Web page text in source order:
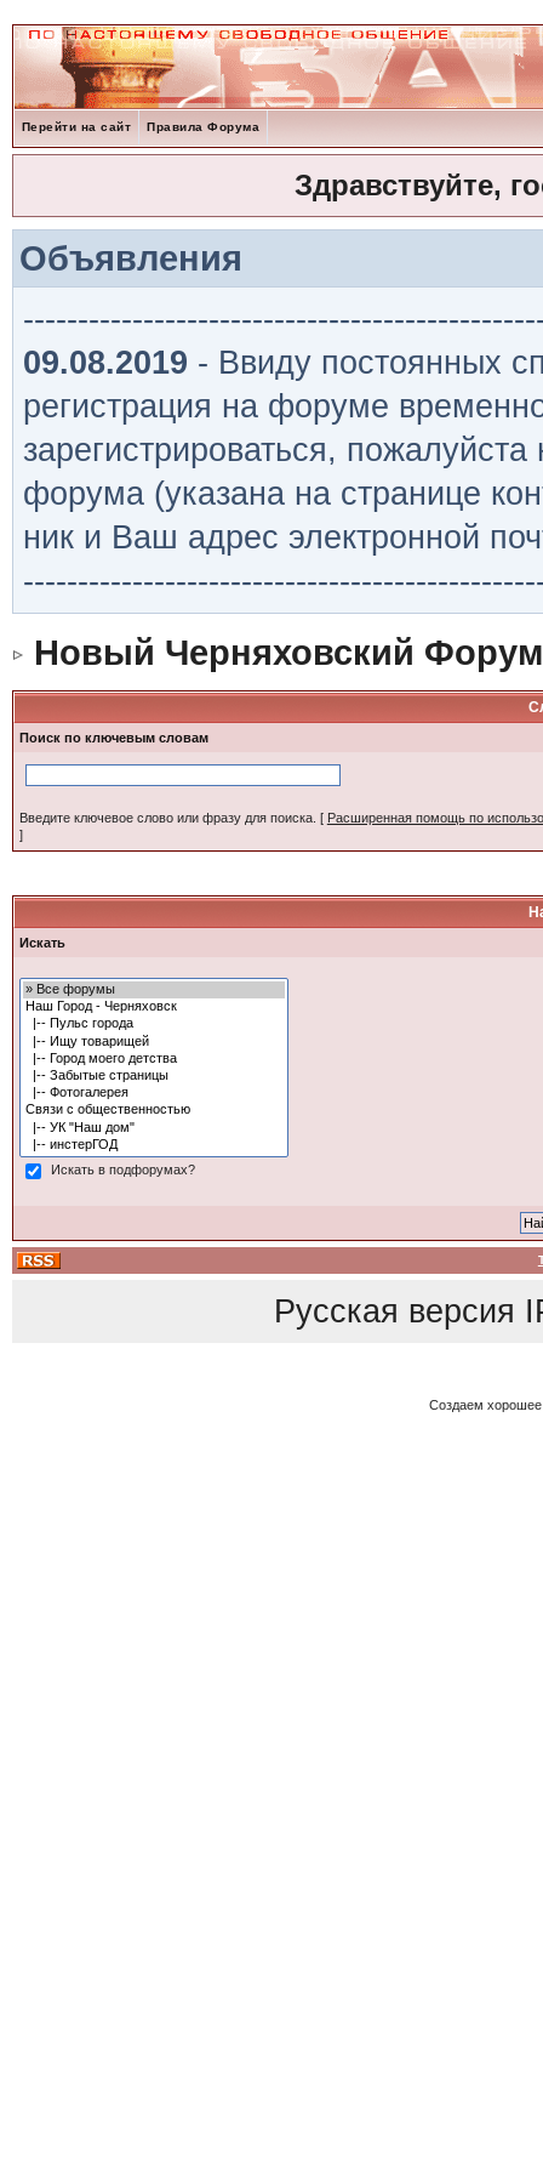
Перейти на сайт Правила Форума
Здравствуйте,
Объявления
09.08.2019 - Ввиду постоянных
регистрация на форуме
зарегистрироваться,
форума (указана на странице
ник и Ваш адрес электронной
Новый Черняховский Форум
Поиск по ключевым словам
Введите ключевое слово или фразу для поиска. [ Расширенная помощь по
]
Искать
Искать в подфорумах?
Русская версия
Создаем